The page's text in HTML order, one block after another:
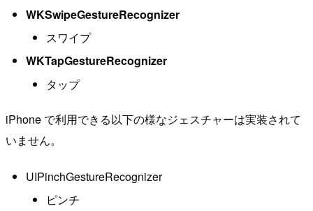
WKSwipeGestureRecognizer
スワイプ
WKTapGestureRecognizer
タップ
iPhone で利用できる以下の様なジェスチャーは実装されて
いません。
UIPinchGestureRecognizer
ピンチ